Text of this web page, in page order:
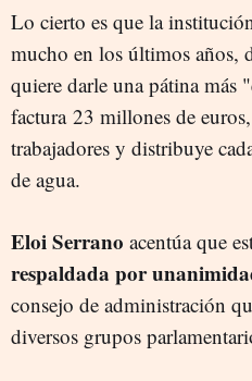
Lo cierto es que la
mucho en los últimos años,
quiere darle una pátina más
factura 23 millones de
trabajadores y distribuye
de agua.
Eloi Serrano acentúa que
respaldada por
consejo de administración
diversos grupos